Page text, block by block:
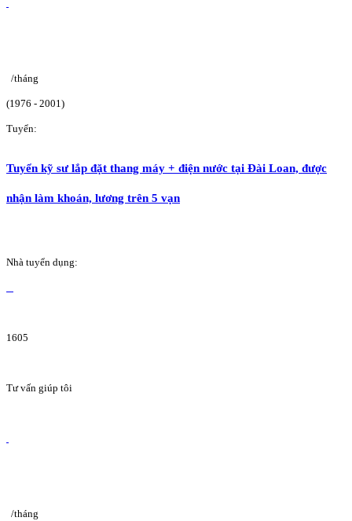
/tháng
(1976 - 2001)
Tuyển:
Tuyển kỹ sư lắp đặt thang máy + điện nước tại Đài Loan, được
nhận làm khoán, lương trên 5 vạn
Nhà tuyển dụng:
1605
Tư vấn giúp tôi
/tháng